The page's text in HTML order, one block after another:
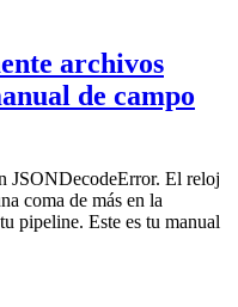
archivos
de campo
JSONDecodeError. El reloj
coma de más en la
pipeline. Este es tu manual